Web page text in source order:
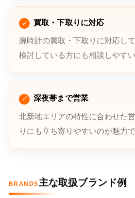
買取・下取りに対応
腕時計の買取・下取りに対応し
検討している方にも相談しやすい
深夜帯まで営業
北新地エリアの特性に合わせた
りにも立ち寄りやすいのが魅力で
BRANDS 主な取扱ブランド例